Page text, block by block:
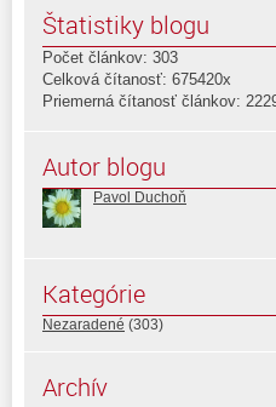
Štatistiky blogu
Počet článkov: 303
Celková čítanosť: 675420x
Priemerná čítanosť článkov:
Autor blogu
Pavol Duchoň
Kategórie
Nezaradené (303)
Archív